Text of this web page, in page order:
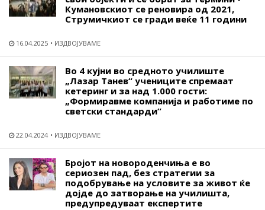
Кумановскиот се реновира од 2021,
Струмичкиот се гради веќе 11 години
16.04.2025 ИЗДВОЈУВАМЕ
Во 4 кујни во средното училиште
„Лазар Танев“ учениците спремаат
кетеринг и за над 1.000 гости:
„Формиравме компанија и работиме по
светски стандарди“
22.04.2024 ИЗДВОЈУВАМЕ
Бројот на новороденчиња е во
сериозен пад, без стратегии за
подобрување на условите за живот ќе
дојде до затворање на училишта,
предупредуваат експертите